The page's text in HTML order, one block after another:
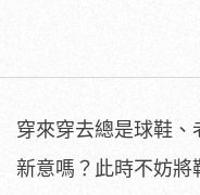
穿來穿去總是球鞋
新意嗎？此時不妨將